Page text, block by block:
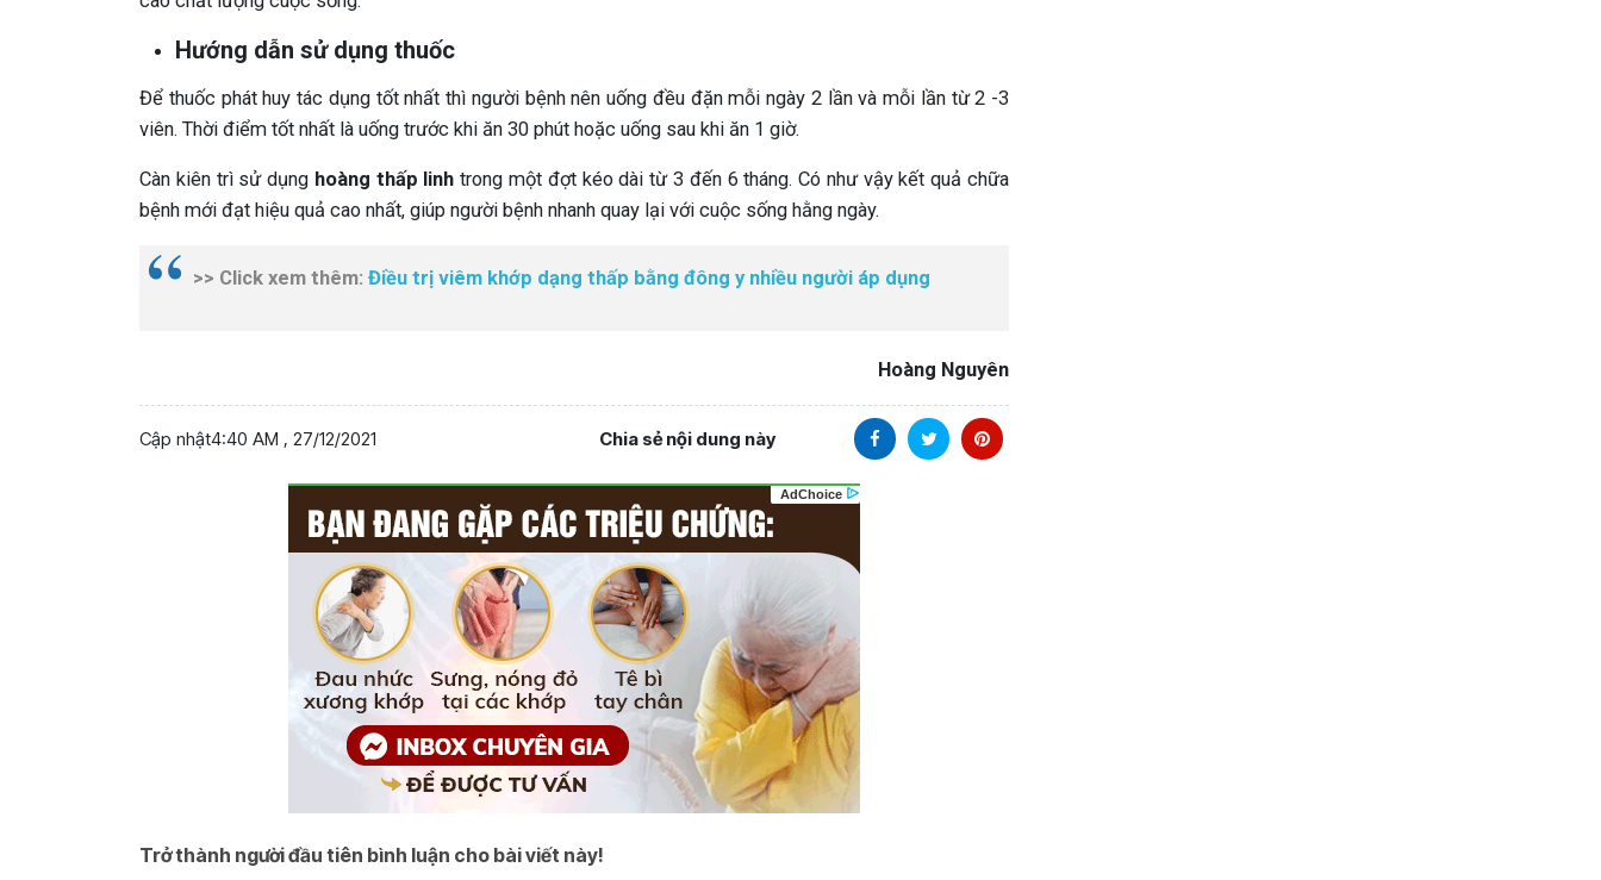
Hướng dẫn sử dụng thuốc
Để thuốc phát huy tác dụng tốt nhất thì người bệnh nên uống đều đặn mỗi ngày 2 lần và mỗi lần từ 2 -3
viên. Thời điểm tốt nhất là uống trước khi ăn 30 phút hoặc uống sau khi ăn 1 giờ.
Càn kiên trì sử dụng hoàng thấp linh trong một đợt kéo dài từ 3 đến 6 tháng. Có như vậy kết quả chữa
bệnh mới đạt hiệu quả cao nhất, giúp người bệnh nhanh quay lại với cuộc sống hằng ngày.
>> Click xem thêm: Điều trị viêm khớp dạng thấp bằng đông y nhiều người áp dụng
Hoàng Nguyên
Cập nhật4:40 AM , 27/12/2021 Chia sẻ nội dung này
Trở thành người đầu tiên bình luận cho bài viết này!